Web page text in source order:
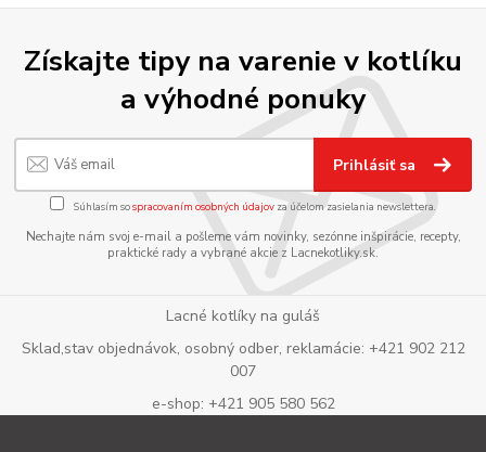
Získajte tipy na varenie v kotlíku
a výhodné ponuky
Prihlásiť sa
Súhlasím sospracovaním osobných údajov za účelom zasielania newslettera.
Nechajte nám svoj e-mail a pošleme vám novinky, sezónne inšpirácie, recepty,
praktické rady a vybrané akcie z Lacnekotliky.sk.
Lacné kotlíky na guláš
Sklad,stav objednávok, osobný odber, reklamácie: +421 902 212
007
e-shop: +421 905 580 562